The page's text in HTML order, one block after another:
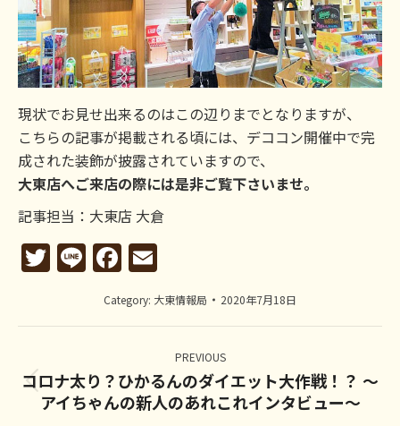
現状でお見せ出来るのはこの辺りまでとなりますが、
こちらの記事が掲載される頃には、デココン開催中で完
成された装飾が披露されていますので、
大東店へご来店の際には是非ご覧下さいませ。
記事担当：大東店 大倉
Twitter
LineFacebook
Category: 大東情報局 2020年7月18日
Post
navigation
PREVIOUS
Previous
post:
コロナ太り？ひかるんのダイエット大作戦！？ ～
アイちゃんの新人のあれこれインタビュー～